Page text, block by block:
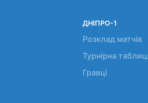
ДНІПРО-1
Розклад матчів
Турнірна
Гравці